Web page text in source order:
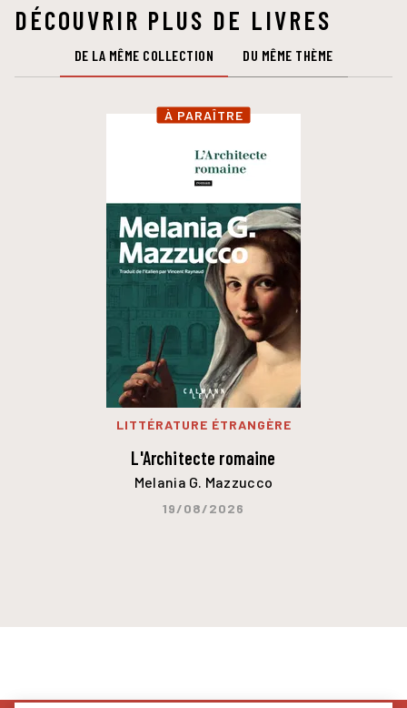
DÉCOUVRIR PLUS DE LIVRES
DE LA MÊME COLLECTION DU MÊME THÈME
À PARAÎTRE
LITTÉRATURE ÉTRANGÈRE
L'Architecte romaine
Melania G. Mazzucco
19/08/2026